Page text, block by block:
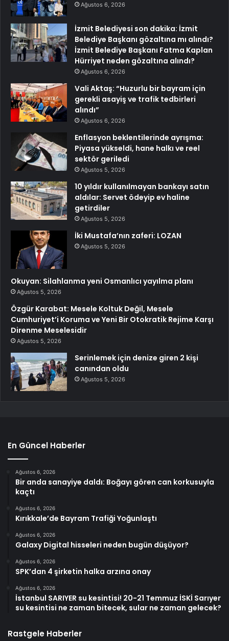
Ağustos 6, 2026
İzmit Belediyesi son dakika: İzmit
Belediye Başkanı gözaltına mı alındı?
İzmit Belediye Başkanı Fatma Kaplan
Hürriyet neden gözaltına alındı?
Ağustos 6, 2026
Vali Aktaş: “Huzurlu bir bayram için
gerekli asayiş ve trafik tedbirleri
alındı”
Ağustos 6, 2026
Enflasyon beklentilerinde ayrışma:
Piyasa yükseldi, hane halkı ve reel
sektör geriledi
Ağustos 5, 2026
10 yıldır kullanılmayan bankayı satın
aldılar: Servet ödeyip ev haline
getirdiler
Ağustos 5, 2026
İki Mustafa’nın zaferi: LOZAN
Ağustos 5, 2026
Okuyan: Silahlanma yeni Osmanlıcı yayılma planı
Ağustos 5, 2026
Özgür Karabat: Mesele Koltuk Değil, Mesele
Cumhuriyet’i Koruma ve Yeni Bir Otokratik Rejime Karşı
Direnme Meselesidir
Ağustos 5, 2026
Serinlemek için denize giren 2 kişi
canından oldu
Ağustos 5, 2026
En Güncel Haberler
Ağustos 6, 2026
Bir anda sanayiye daldı: Boğayı gören can korkusuyla
kaçtı
Ağustos 6, 2026
Kırıkkale’de Bayram Trafiği Yoğunlaştı
Ağustos 6, 2026
Galaxy Digital hisseleri neden bugün düşüyor?
Ağustos 6, 2026
SPK’dan 4 şirketin halka arzına onay
Ağustos 6, 2026
İstanbul SARIYER su kesintisi! 20-21 Temmuz İSKİ Sarıyer
su kesintisi ne zaman bitecek, sular ne zaman gelecek?
Rastgele Haberler